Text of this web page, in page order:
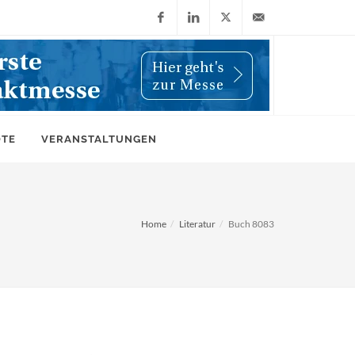
FacebookLinkedIn
X
(Twitter)
info@wiwi-
VERANSTALTUNGEN
Home Literatur Buch 8083